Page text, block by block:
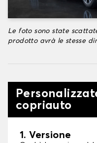
Le foto sono state
prodotto avrà le stesse
copriauto
1. Versione